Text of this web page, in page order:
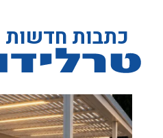
כתבות חדשות